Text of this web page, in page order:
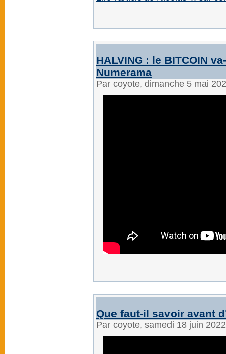
HALVING : le BITCOIN
Numerama
Par coyote, dimanche 5 mai
Que faut-il savoir avant
Par coyote, samedi 18 juin